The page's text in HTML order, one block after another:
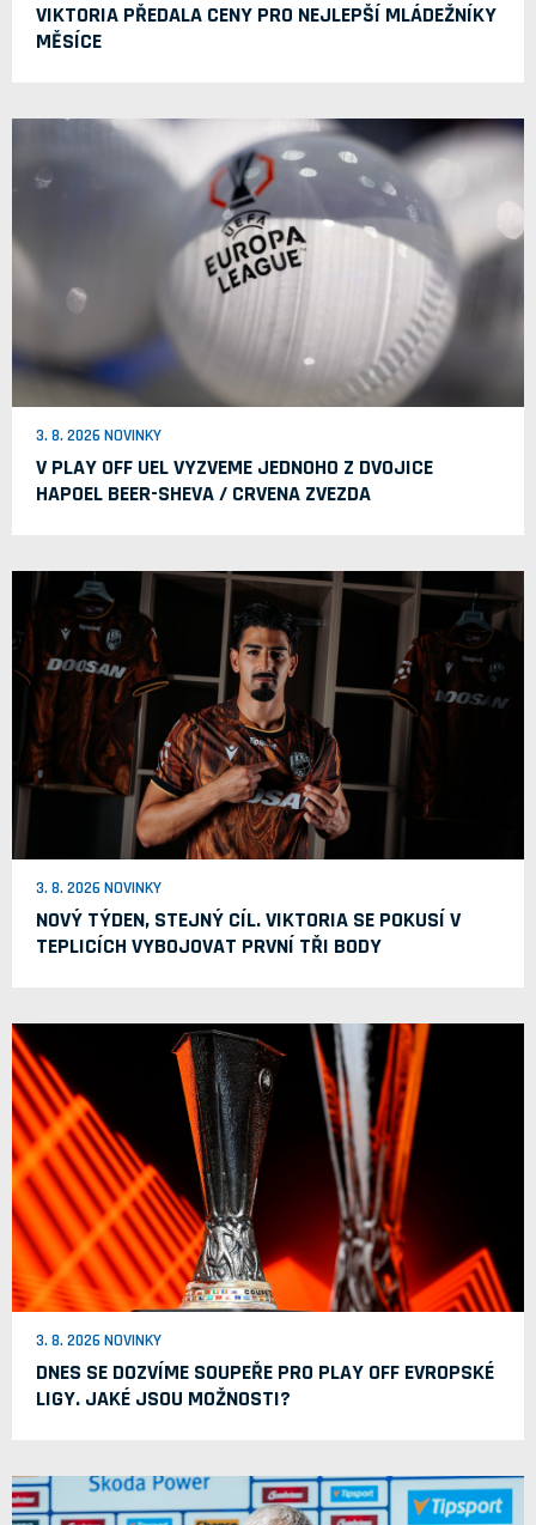
VIKTORIA PŘEDALA CENY PRO NEJLEPŠÍ MLÁDEŽNÍKY
MĚSÍCE
3. 8. 2026 NOVINKY
V PLAY OFF UEL VYZVEME JEDNOHO Z DVOJICE
HAPOEL BEER-SHEVA / CRVENA ZVEZDA
3. 8. 2026 NOVINKY
NOVÝ TÝDEN, STEJNÝ CÍL. VIKTORIA SE POKUSÍ V
TEPLICÍCH VYBOJOVAT PRVNÍ TŘI BODY
3. 8. 2026 NOVINKY
DNES SE DOZVÍME SOUPEŘE PRO PLAY OFF EVROPSKÉ
LIGY. JAKÉ JSOU MOŽNOSTI?